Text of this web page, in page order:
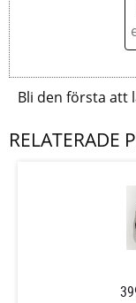
Bli den första att
RELATERADE